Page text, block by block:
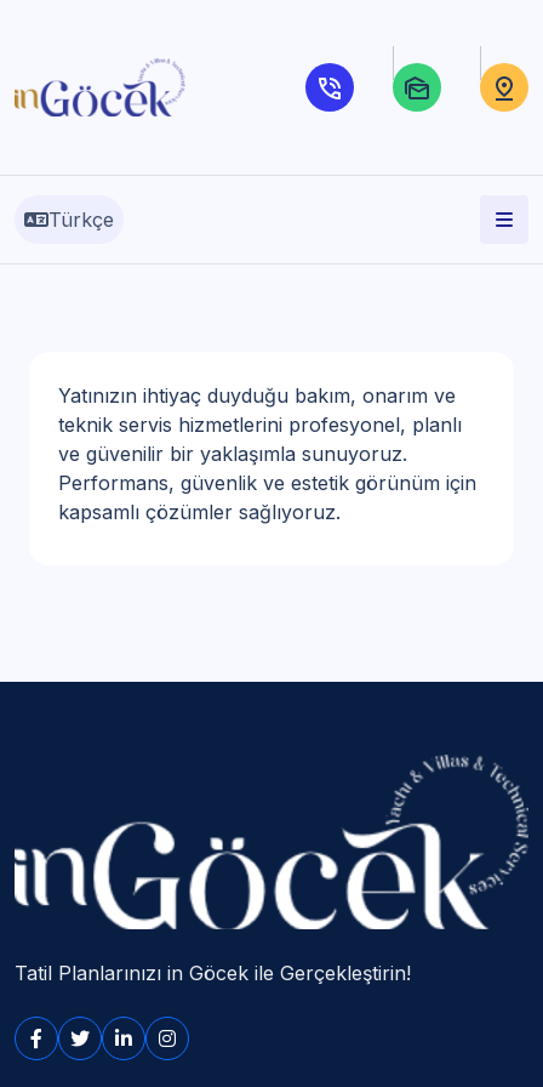
Türkçe
Yatınızın ihtiyaç duyduğu bakım, onarım ve
teknik servis hizmetlerini profesyonel, planlı
ve güvenilir bir yaklaşımla sunuyoruz.
Performans, güvenlik ve estetik görünüm için
kapsamlı çözümler sağlıyoruz.
Tatil Planlarınızı in Göcek ile Gerçekleştirin!